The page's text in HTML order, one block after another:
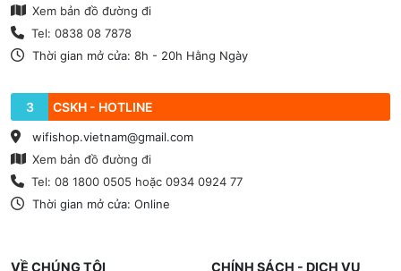
Xem bản đồ đường đi
Tel: 0838 08 7878
Thời gian mở cửa: 8h - 20h Hằng Ngày
3 CSKH - HOTLINE
wifishop.vietnam@gmail.com
Xem bản đồ đường đi
Tel: 08 1800 0505 hoặc 0934 0924 77
Thời gian mở cửa: Online
VỀ CHÚNG TÔI CHÍNH SÁCH - DỊCH VỤ